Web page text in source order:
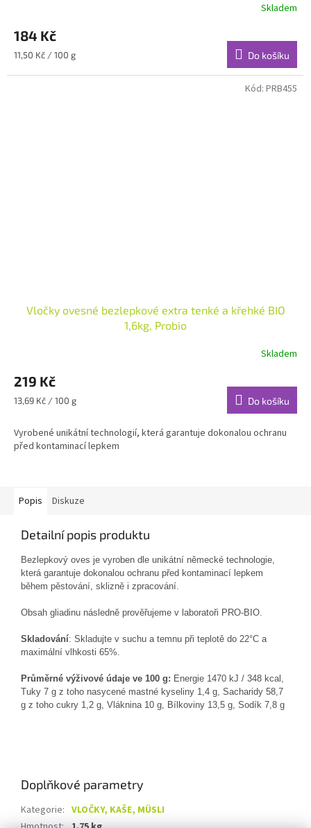
Skladem
184 Kč
Měrná
11,50 Kč / 100 g Do košíku
Vločky ovesné bezlepkové extra tenké a křehké BIO
1,6kg, Probio
Skladem
219 Kč
Měrná
13,69 Kč / 100 g Do košíku
Vyrobené unikátní technologií, která garantuje dokonalou ochranu
před kontaminací lepkem
Kód: PRB455
Popis Diskuze
Detailní popis produktu
Bezlepkový oves je vyroben dle unikátní německé technologie,
která garantuje dokonalou ochranu před kontaminací lepkem
během pěstování, sklizně i zpracování.
Obsah gliadinu následně prověřujeme v laboratoři PRO-BIO.
Skladování: Skladujte v suchu a temnu při teplotě do 22°C a
maximální vlhkosti 65%.
Průměrné výživové údaje ve 100 g: Energie 1470 kJ / 348 kcal,
Tuky 7 g z toho nasycené mastné kyseliny 1,4 g, Sacharidy 58,7
g z toho cukry 1,2 g, Vláknina 10 g, Bílkoviny 13,5 g, Sodík 7,8 g
Doplňkové parametry
Kategorie: VLOČKY, KAŠE, MÜSLI